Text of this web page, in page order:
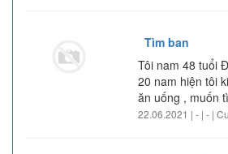
Tìm ban
Tôi nam 48 tuổi
20 nam hiện tôi
ăn uống , muốn
22.06.2021 | - | - |